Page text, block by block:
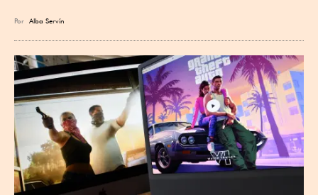
Por Alba Servín